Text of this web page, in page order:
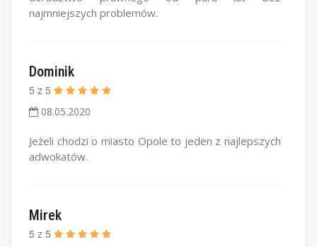
najmniejszych problemów.
Dominik
5 z 5
08.05.2020
Jeżeli chodzi o miasto Opole to jeden z najlepszych
adwokatów.
Mirek
5 z 5